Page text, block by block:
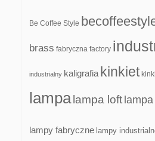
Be Coffee Style
brass fabryczna factory
industrialny kaligrafia kinkiet
lampa lampa loft
lampy fabryczne lampy